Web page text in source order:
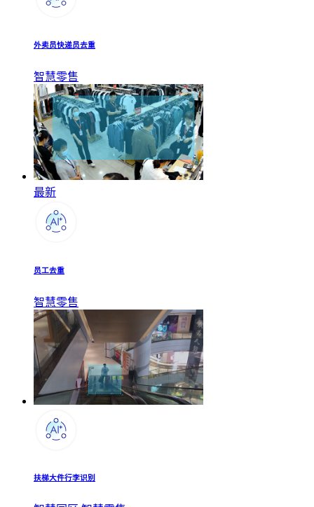
外卖员快递员去重
智慧零售
最新
员工去重
智慧零售
扶梯大件行李识别